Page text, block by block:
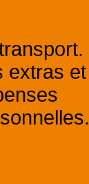
extras et